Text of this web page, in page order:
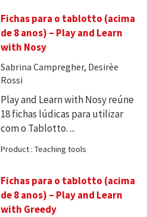
Fichas para o tablotto (acima
de 8 anos) – Play and Learn
with Nosy
Sabrina Campregher, Desirèe
Rossi
Play and Learn with Nosy reúne
18 fichas lúdicas para utilizar
com o Tablotto. ...
Product : Teaching tools
Fichas para o tablotto (acima
de 8 anos) – Play and Learn
with Greedy